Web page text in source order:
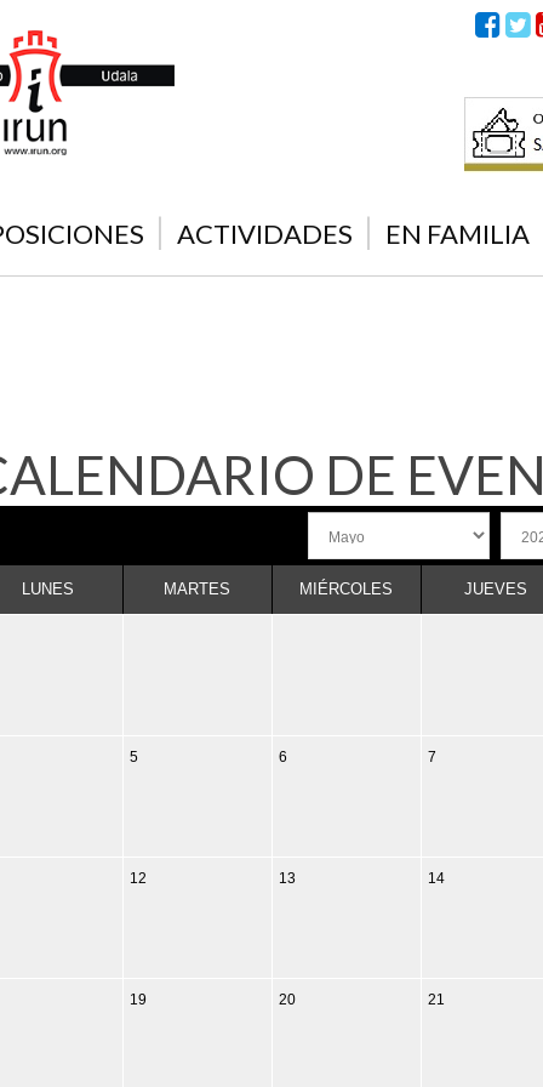
ACTIVIDADES EN FAMILIA
DE
LUNES MARTES MIÉRCOLES JUEVES
5 6 7
12 13 14
19 20 21